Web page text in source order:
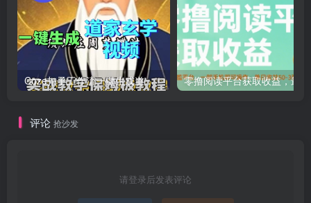
Coze扣子工作流一键生成道家玄学短视频，实战保姆级教程
评论 抢沙发
请登录后发表评论